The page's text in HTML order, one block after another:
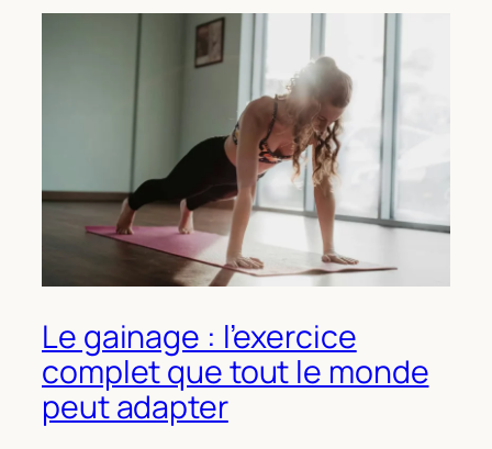
Le gainage : l’exercice
complet que tout le monde
peut adapter